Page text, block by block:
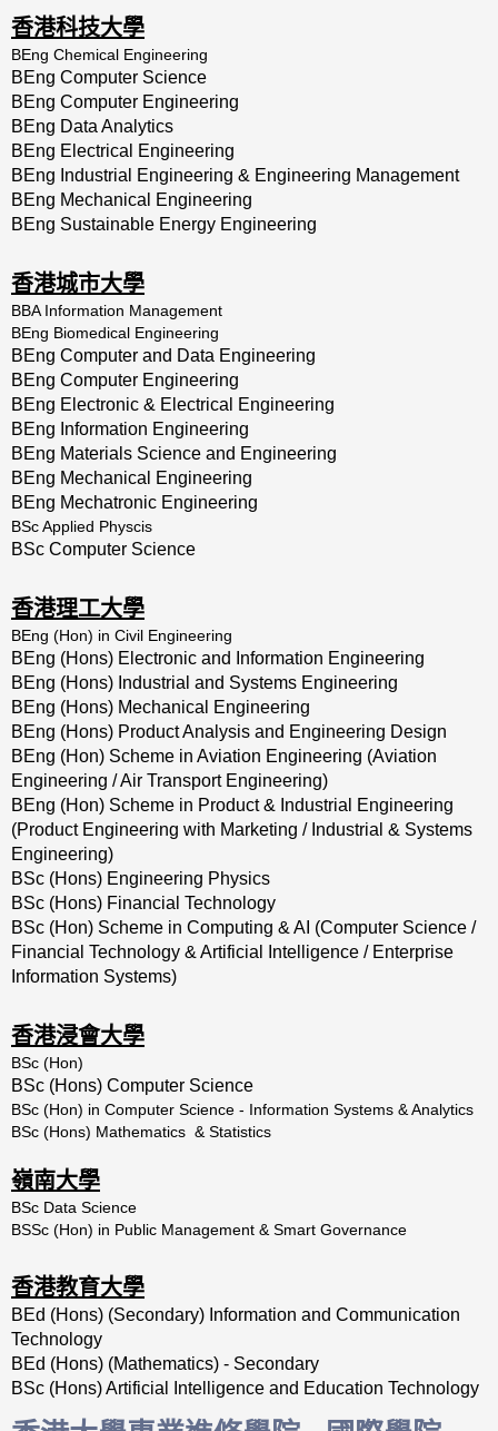
香港科技大學
BEng Chemical Engineering
BEng Computer Science
BEng Computer Engineering
BEng Data Analytics
BEng Electrical Engineering
BEng Industrial Engineering & Engineering Management
BEng Mechanical Engineering
BEng Sustainable Energy Engineering
香港城市大學
BBA Information Management
BEng Biomedical Engineering
BEng Computer and Data Engineering
BEng Computer Engineering
BEng Electronic & Electrical Engineering
BEng Information Engineering
BEng Materials Science and Engineering
BEng Mechanical Engineering
BEng Mechatronic Engineering
BSc Applied Physcis
BSc Computer Science
香港理工大學
BEng (Hon) in Civil Engineering
BEng (Hons) Electronic and Information Engineering
BEng (Hons) Industrial and Systems Engineering
BEng (Hons) Mechanical Engineering
BEng (Hons) Product Analysis and Engineering Design
BEng (Hon) Scheme in Aviation Engineering (Aviation
Engineering / Air Transport Engineering)
BEng (Hon) Scheme in Product & Industrial Engineering
(Product Engineering with Marketing / Industrial & Systems
Engineering)
BSc (Hons) Engineering Physics
BSc (Hons) Financial Technology
BSc (Hon) Scheme in Computing & AI (Computer Science /
Financial Technology & Artificial Intelligence / Enterprise
Information Systems)
香港浸會大學
BSc (Hon)
BSc (Hons) Computer Science
BSc (Hon) in Computer Science - Information Systems & Analytics
BSc (Hons) Mathematics & Statistics
嶺南大學
BSc Data Science
BSSc (Hon) in Public Management & Smart Governance
香港教育大學
BEd (Hons) (Secondary) Information and Communication
Technology
BEd (Hons) (Mathematics) - Secondary
BSc (Hons) Artificial Intelligence and Education Technology